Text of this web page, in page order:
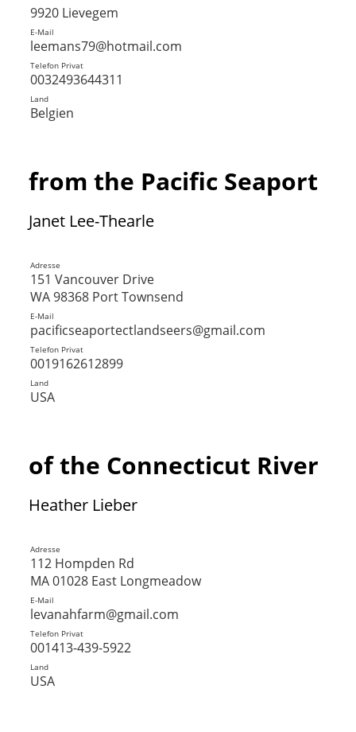
9920 Lievegem
E-Mail
leemans79@hotmail.com
Telefon Privat
0032493644311
Land
Belgien
from the Pacific Seaport
Janet Lee-Thearle
Adresse
151 Vancouver Drive
WA 98368 Port Townsend
E-Mail
pacificseaportectlandseers@gmail.com
Telefon Privat
0019162612899
Land
USA
of the Connecticut River
Heather Lieber
Adresse
112 Hompden Rd
MA 01028 East Longmeadow
E-Mail
levanahfarm@gmail.com
Telefon Privat
001413-439-5922
Land
USA